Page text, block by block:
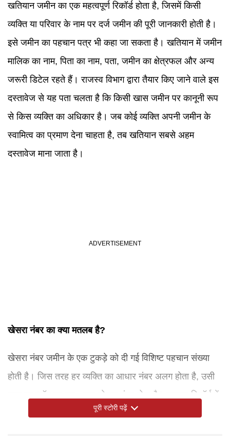
खतियान जमीन का एक महत्वपूर्ण रिकॉर्ड होता है, जिसमें किसी
व्यक्ति या परिवार के नाम पर दर्ज जमीन की पूरी जानकारी होती है।
इसे जमीन का पहचान पत्र भी कहा जा सकता है। खतियान में जमीन
मालिक का नाम, पिता का नाम, पता, जमीन का क्षेत्रफल और अन्य
जरूरी डिटेल रहते हैं। राजस्व विभाग द्वारा तैयार किए जाने वाले इस
दस्तावेज से यह पता चलता है कि किसी खास जमीन पर कानूनी रूप
से किस व्यक्ति का अधिकार है। जब कोई व्यक्ति अपनी जमीन के
स्वामित्व का प्रमाण देना चाहता है, तब खतियान सबसे अहम
दस्तावेज माना जाता है।
खेसरा नंबर का क्या मतलब है?
खेसरा नंबर जमीन के एक टुकड़े को दी गई विशिष्ट पहचान संख्या
होती है। जिस तरह हर व्यक्ति का आधार नंबर अलग होता है, उसी
तरह हर प्लॉट का एक अलग खेसरा नंबर होता है। राजस्व रिकॉर्ड में
गांव की पूरी जमीन को अलग-अलग हिस्सों में बांटकर प्रत्येक प्लॉट
पूरी स्टोरी पढ़ें